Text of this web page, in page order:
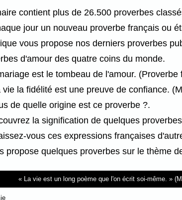
contient plus de 26.500 proverbes
jour un nouveau proverbe français ou
vous propose nos derniers proverbes
d'amour des quatre coins du monde.
est le tombeau de l'amour. (Proverbe
vie la fidélité est une preuve de confiance.
de quelle origine est ce proverbe ?.
la signification de quelques
vous ces expressions françaises
propose quelques proverbes sur le thème
La vie est un long poème que l'on écrit soi-même.